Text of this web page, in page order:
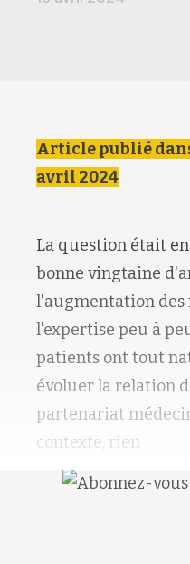
Article publié
avril 2024
La question était
bonne vingtaine
l'augmentation des
l'expertise peu à
patients ont tout
évoluer la relation
partenariat
contexte, rien